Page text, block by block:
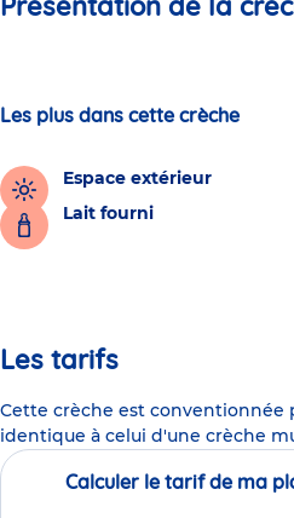
Les plus dans cette crèche
Espace extérieur
Lait fourni
Les tarifs
Cette crèche est conventionnée
identique à celui d'une crèche
Calculer le tarif de ma